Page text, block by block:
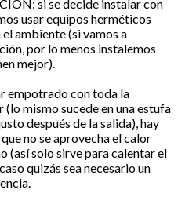
si se decide instalar con
usar equipos herméticos
ambiente (si vamos a
por lo menos instalemos
mejor).
empotrado con toda la
mismo sucede en una estufa
después de la salida), hay
no se aprovecha el calor
(así solo sirve para calentar el
quizás sea necesario un